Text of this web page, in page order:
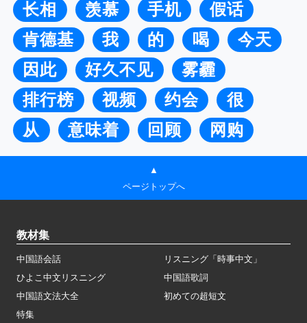
长相 羡慕 手机
假话
肯德基
我 的 喝
今天
因此
好久不见
雾霾
排行榜
视频 约会
很
从
意味着 回顾 网购
▲
ページトップへ
教材集
中国語会話
リスニング「時事中文」
ひよこ中文リスニング
中国語歌詞
中国語文法大全
初めての超短文
特集